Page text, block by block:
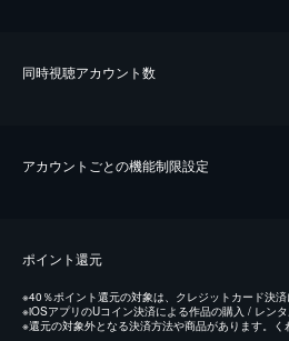
同時視聴アカウント数
アカウントごとの機能制限設定
ポイント還元
※40％ポイント還元の対象は、クレジットカード決済
※iOSアプリのUコイン決済による作品の購入 / レン
※還元の対象外となる決済方法や商品があります。く